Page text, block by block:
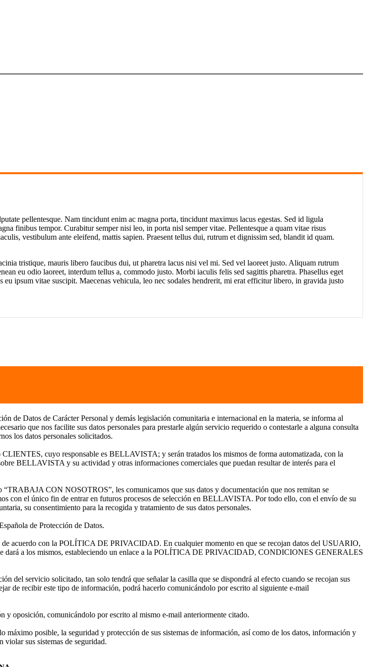
pellentesque. Nam tincidunt enim ac magna porta, tincidunt maximus lacus egestas. Sed id ligula
finibus tempor. Curabitur semper nisi leo, in porta nisl semper vitae. Pellentesque a quam vitae risus
vestibulum ante eleifend, mattis sapien. Praesent tellus dui, rutrum et dignissim sed, blandit id quam.
tristique, mauris libero faucibus dui, ut pharetra lacus nisi vel mi. Sed vel laoreet justo. Aliquam rutrum
eu odio laoreet, interdum tellus a, commodo justo. Morbi iaculis felis sed sagittis pharetra. Phasellus eget
ipsum vitae suscipit. Maecenas vehicula, leo nec sodales hendrerit, mi erat efficitur libero, in gravida justo
de Datos de Carácter Personal y demás legislación comunitaria e internacional en la materia, se informa al
que nos facilite sus datos personales para prestarle algún servicio requerido o contestarle a alguna consulta
los datos personales solicitados.
cuyo responsable es BELLAVISTA; y serán tratados los mismos de forma automatizada, con la
BELLAVISTA y su actividad y otras informaciones comerciales que puedan resultar de interés para el
CON NOSOTROS”, les comunicamos que sus datos y documentación que nos remitan se
con el único fin de entrar en futuros procesos de selección en BELLAVISTA. Por todo ello, con el envío de su
su consentimiento para la recogida y tratamiento de sus datos personales.
de Protección de Datos.
de acuerdo con la POLÍTICA DE PRIVACIDAD. En cualquier momento en que se recojan datos del USUARIO,
le dará a los mismos, estableciendo un enlace a la POLÍTICA DE PRIVACIDAD, CONDICIONES GENERALES
del servicio solicitado, tan solo tendrá que señalar la casilla que se dispondrá al efecto cuando se recojan sus
de recibir este tipo de información, podrá hacerlo comunicándolo por escrito al siguiente e-mail
oposición, comunicándolo por escrito al mismo e-mail anteriormente citado.
posible, la seguridad y protección de sus sistemas de información, así como de los datos, información y
sus sistemas de seguridad.